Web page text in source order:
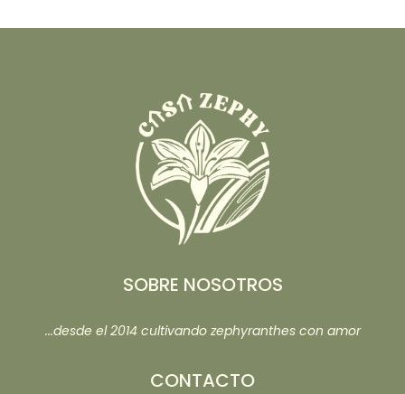
SOBRE NOSOTROS
...desde el 2014 cultivando zephyranthes con amor
CONTACTO